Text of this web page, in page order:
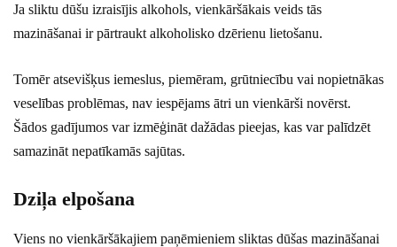
Ja sliktu dūšu izraisījis alkohols, vienkāršākais veids tās
mazināšanai ir pārtraukt alkoholisko dzērienu lietošanu.
Tomēr atsevišķus iemeslus, piemēram, grūtniecību vai nopietnākas
veselības problēmas, nav iespējams ātri un vienkārši novērst.
Šādos gadījumos var izmēģināt dažādas pieejas, kas var palīdzēt
samazināt nepatīkamās sajūtas.
Dziļa elpošana
Viens no vienkāršākajiem paņēmieniem sliktas dūšas mazināšanai